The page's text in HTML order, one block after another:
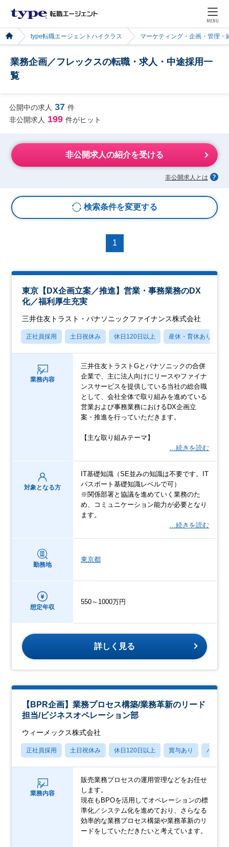
MENU
type転職エージェントハイクラス マーケティング・企画・管理・
業務企画／フレックスの転職・求人・中途採用一
覧
公開中の求人 37 件
非公開求人 199 件がヒット
非公開求人の紹介を受ける
非公開求人とは
検索条件を変更する
1
東京【DX企画立案／推進】営業・事務業務のDX
化／福利厚生充実
三井住友トラスト・パナソニックファイナンス株式会社
正社員採用 土日祝休み 休日120日以上 産休・育休あり
業務内容
三井住友トラストGとパナソニックの合併
企業で、主に法人向けにリースやファイナ
ンスサービスを提供している当社の総合職
として、会社全体で取り組みを進めている
営業および事務業務におけるDX企画立
案・推進を行っていただきます。
【主な取り組みテーマ】
…続きを読む
対象となる方
IT基礎知識（SE並みの知識は不要です。IT
パスポート基礎知識レベルで可）
※関係部署と協議を進めていく業務のた
め、コミュニケーション能力が必要となり
ます。
…続きを読む
勤務地
東京都
想定年収
550～1000万円
詳しく見る
【BPR企画】業務プロセス構築/業務革新のリード
担当/ビジネスオペレーション部
ウィーメックス株式会社
正社員採用 土日祝休み 休日120日以上 賞与あり パパマ
業務内容
販売業務プロセスの運用管理などをお任せ
します。
現在もBPOを活用してオペレーションの標
準化／システム化を進めており、さらなる
効率的な業務プロセス構築や業務革新のリ
ードをしていただきたいと考えています。